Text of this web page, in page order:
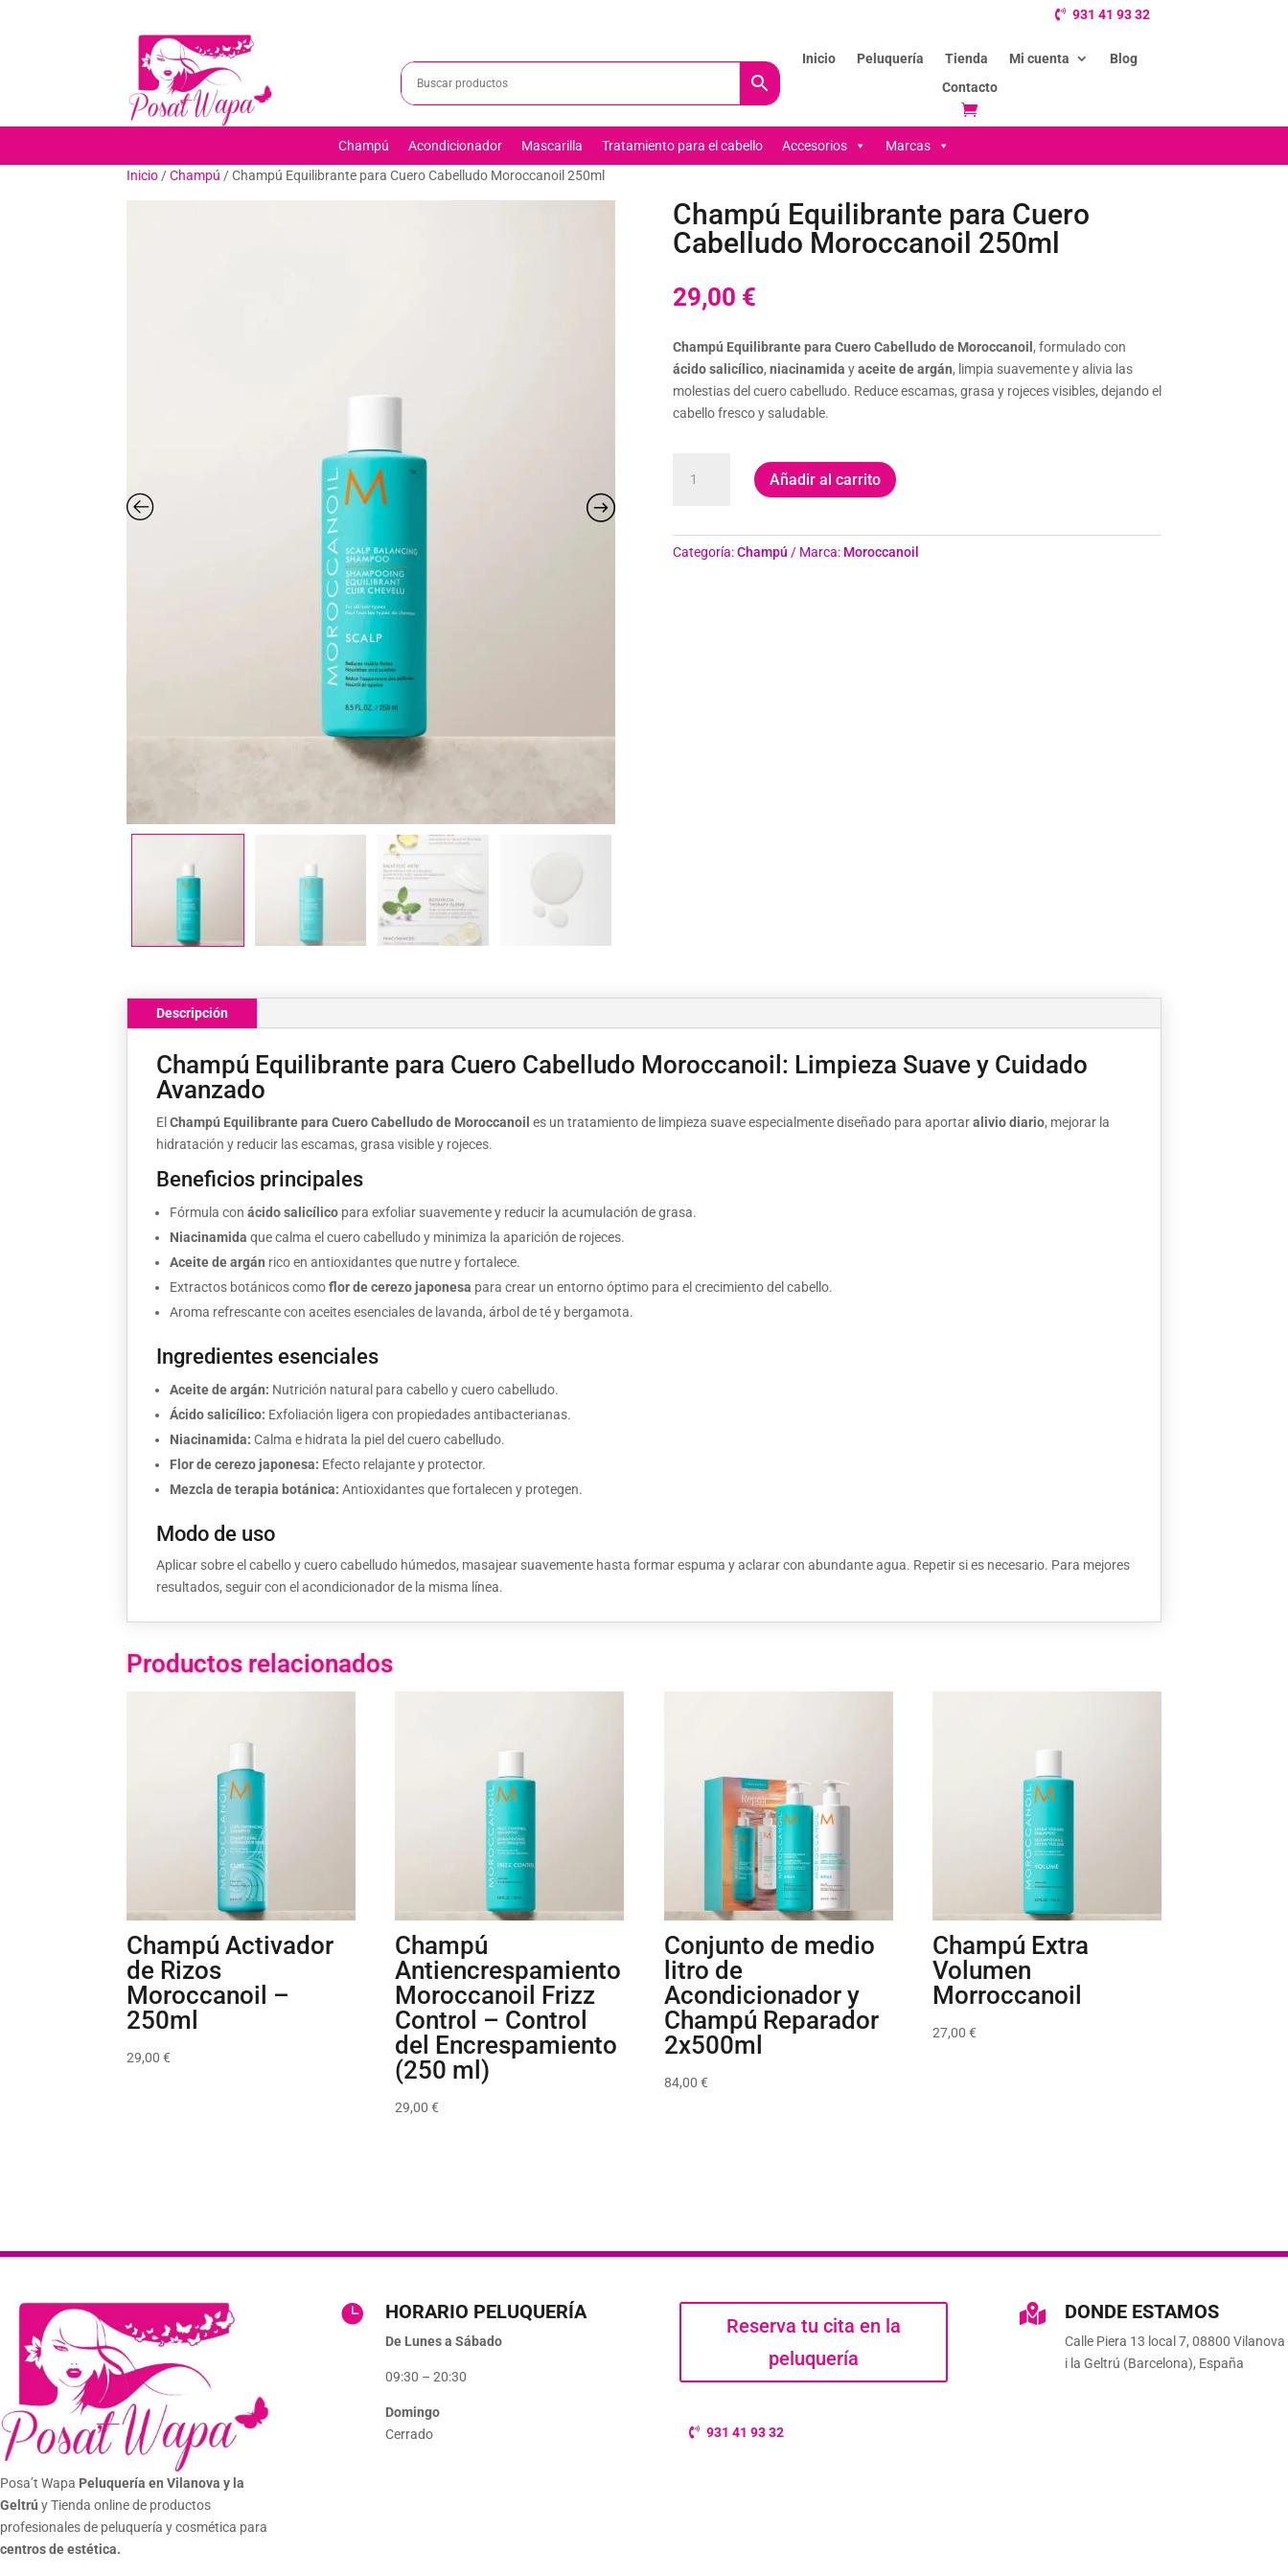
931 41 93 32
Inicio Peluquería Tienda Mi cuenta
Blog
Contacto
Champú Acondicionador Mascarilla Tratamiento para el cabello Accesorios
Marcas
Inicio /Champú / Champú Equilibrante para Cuero Cabelludo Moroccanoil 250ml
Champú Equilibrante para Cuero
Cabelludo Moroccanoil 250ml
29,00 €
Champú Equilibrante para Cuero Cabelludo de Moroccanoil , formulado con
ácido salicílico, niacinamida yaceite de argán, limpia suavemente y alivia las
molestias del cuero cabelludo. Reduce escamas, grasa y rojeces visibles, dejando el
cabello fresco y saludable.
Equilibrante
Cabelludo
Añadir al carrito
Categoría:Champú Marca: Moroccanoil
Descripción
Champú Equilibrante para Cuero Cabelludo Moroccanoil: Limpieza Suave y Cuidado
Avanzado
El Champú Equilibrante para Cuero Cabelludo de Moroccanoil es un tratamiento de limpieza suave especialmente diseñado para aportaralivio diario, mejorar la
hidratación y reducir las escamas, grasa visible y rojeces.
Beneficios principales
Fórmula con ácido salicílico para exfoliar suavemente y reducir la acumulación de grasa.
Niacinamida que calma el cuero cabelludo y minimiza la aparición de rojeces.
Aceite de argán rico en antioxidantes que nutre y fortalece.
Extractos botánicos comoflor de cerezo japonesa para crear un entorno óptimo para el crecimiento del cabello.
Aroma refrescante con aceites esenciales de lavanda, árbol de té y bergamota.
Ingredientes esenciales
Aceite de argán: Nutrición natural para cabello y cuero cabelludo.
Ácido salicílico: Exfoliación ligera con propiedades antibacterianas.
Niacinamida: Calma e hidrata la piel del cuero cabelludo.
Flor de cerezo japonesa: Efecto relajante y protector.
Mezcla de terapia botánica: Antioxidantes que fortalecen y protegen.
Modo de uso
Aplicar sobre el cabello y cuero cabelludo húmedos, masajear suavemente hasta formar espuma y aclarar con abundante agua. Repetir si es necesario. Para mejores
resultados, seguir con el acondicionador de la misma línea.
Productos relacionados
Champú Activador
de Rizos
Moroccanoil –
250ml
29,00 €
Champú
Antiencrespamiento
Moroccanoil Frizz
Control – Control
del Encrespamiento
(250 ml)
29,00€
Conjunto de medio
litro de
Acondicionador y
Champú Reparador
2x500ml
84,00 €
Champú Extra
Volumen
Morroccanoil
27,00 €
Posa’t Wapa Peluquería en Vilanova y la
Geltrú y Tienda online de productos
profesionales de peluquería y cosmética para
centros de estética.
 HORARIO PELUQUERÍA
De Lunes a Sábado
09:30 – 20:30
Domingo
Cerrado
Reserva tu cita en la
peluquería
931 41 93 32
 DONDE ESTAMOS
Calle Piera 13 local 7, 08800 Vilanova
i la Geltrú (Barcelona), España